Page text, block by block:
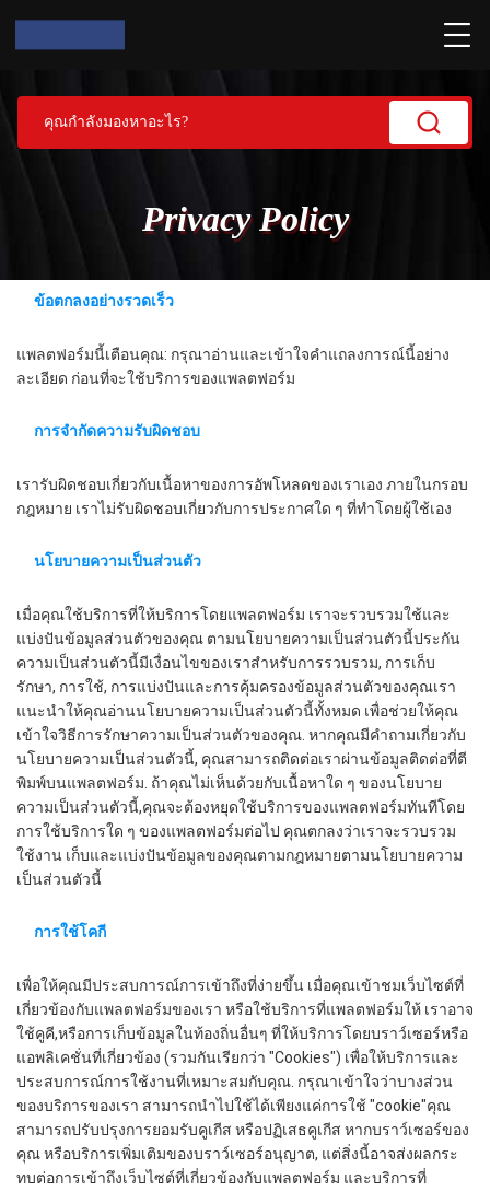
Privacy Policy
ข้อตกลงอย่างรวดเร็ว
แพลตฟอร์มนี้เตือนคุณ: กรุณาอ่านและเข้าใจคําแถลงการณ์นี้อย่าง
ละเอียด ก่อนที่จะใช้บริการของแพลตฟอร์ม
การจํากัดความรับผิดชอบ
เรารับผิดชอบเกี่ยวกับเนื้อหาของการอัพโหลดของเราเอง ภายในกรอบ
กฎหมาย เราไม่รับผิดชอบเกี่ยวกับการประกาศใด ๆ ที่ทําโดยผู้ใช้เอง
นโยบายความเป็นส่วนตัว
เมื่อคุณใช้บริการที่ให้บริการโดยแพลตฟอร์ม เราจะรวบรวมใช้และ
แบ่งปันข้อมูลส่วนตัวของคุณ ตามนโยบายความเป็นส่วนตัวนี้ประกัน
ความเป็นส่วนตัวนี้มีเงื่อนไขของเราสําหรับการรวบรวม, การเก็บ
รักษา, การใช้, การแบ่งปันและการคุ้มครองข้อมูลส่วนตัวของคุณเรา
แนะนําให้คุณอ่านนโยบายความเป็นส่วนตัวนี้ทั้งหมด เพื่อช่วยให้คุณ
เข้าใจวิธีการรักษาความเป็นส่วนตัวของคุณ. หากคุณมีคําถามเกี่ยวกับ
นโยบายความเป็นส่วนตัวนี้, คุณสามารถติดต่อเราผ่านข้อมูลติดต่อที่ตี
พิมพ์บนแพลตฟอร์ม. ถ้าคุณไม่เห็นด้วยกับเนื้อหาใด ๆ ของนโยบาย
ความเป็นส่วนตัวนี้,คุณจะต้องหยุดใช้บริการของแพลตฟอร์มทันทีโดย
การใช้บริการใด ๆ ของแพลตฟอร์มต่อไป คุณตกลงว่าเราจะรวบรวม
ใช้งาน เก็บและแบ่งปันข้อมูลของคุณตามกฎหมายตามนโยบายความ
เป็นส่วนตัวนี้
การใช้โคกี
เพื่อให้คุณมีประสบการณ์การเข้าถึงที่ง่ายขึ้น เมื่อคุณเข้าชมเว็บไซต์ที่
เกี่ยวข้องกับแพลตฟอร์มของเรา หรือใช้บริการที่แพลตฟอร์มให้ เราอาจ
ใช้คูคี,หรือการเก็บข้อมูลในท้องถิ่นอื่นๆ ที่ให้บริการโดยบราว์เซอร์หรือ
แอพลิเคชั่นที่เกี่ยวข้อง (รวมกันเรียกว่า "Cookies") เพื่อให้บริการและ
ประสบการณ์การใช้งานที่เหมาะสมกับคุณ. กรุณาเข้าใจว่าบางส่วน
ของบริการของเรา สามารถนําไปใช้ได้เพียงแค่การใช้ "cookie"คุณ
สามารถปรับปรุงการยอมรับคูเกีส หรือปฏิเสธคูเกีส หากบราว์เซอร์ของ
คุณ หรือบริการเพิ่มเติมของบราว์เซอร์อนุญาต, แต่สิ่งนี้อาจส่งผลกระ
ทบต่อการเข้าถึงเว็บไซต์ที่เกี่ยวข้องกับแพลตฟอร์ม และบริการที่